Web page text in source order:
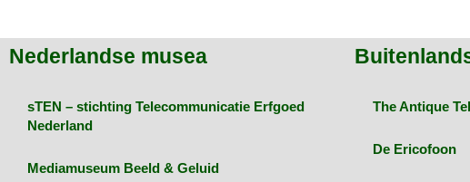
Nederlandse musea
sTEN – stichting Telecommunicatie Erfgoed
Nederland
Mediamuseum Beeld & Geluid
The Antique
De Ericofoon